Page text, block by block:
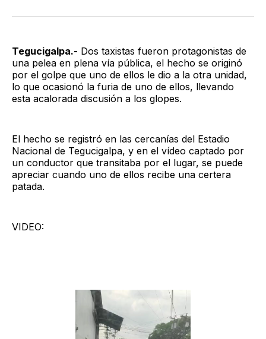
TwitterFacebook
LinkedIn
Email
Tegucigalpa.- Dos taxistas fueron protagonistas de
una pelea en plena vía pública, el hecho se originó
por el golpe que uno de ellos le dio a la otra unidad,
lo que ocasionó la furia de uno de ellos, llevando
esta acalorada discusión a los glopes.
El hecho se registró en las cercanías del Estadio
Nacional de Tegucigalpa, y en el vídeo captado por
un conductor que transitaba por el lugar, se puede
apreciar cuando uno de ellos recibe una certera
patada.
VIDEO: